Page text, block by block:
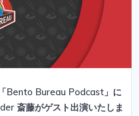
Bento Bureau Podcast」に
斎藤がゲスト出演いたしま